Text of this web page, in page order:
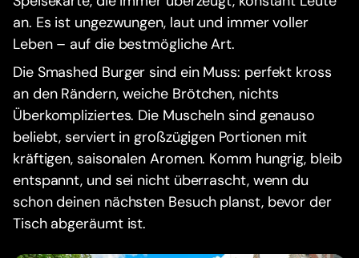
an. Es ist ungezwungen, laut und immer voller
Leben – auf die bestmögliche Art.
Die Smashed Burger sind ein Muss: perfekt kross
an den Rändern, weiche Brötchen, nichts
Überkompliziertes. Die Muscheln sind genauso
beliebt, serviert in großzügigen Portionen mit
kräftigen, saisonalen Aromen. Komm hungrig, bleib
entspannt, und sei nicht überrascht, wenn du
schon deinen nächsten Besuch planst, bevor der
Tisch abgeräumt ist.